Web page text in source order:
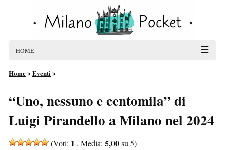
HOME ☰
Home>Eventi>
“Uno, nessuno e centomila” di
Luigi Pirandello a Milano nel 2024
(Voti: 1 . Media: 5,00su 5)